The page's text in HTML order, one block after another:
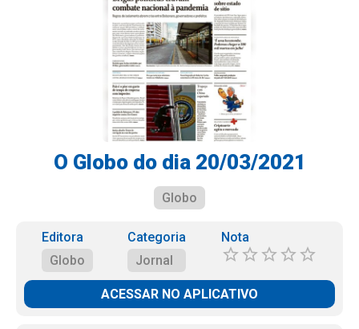
O Globo do dia 20/03/2021
Globo
Editora
Globo
Categoria
Jornal
Nota
ACESSAR NO APLICATIVO